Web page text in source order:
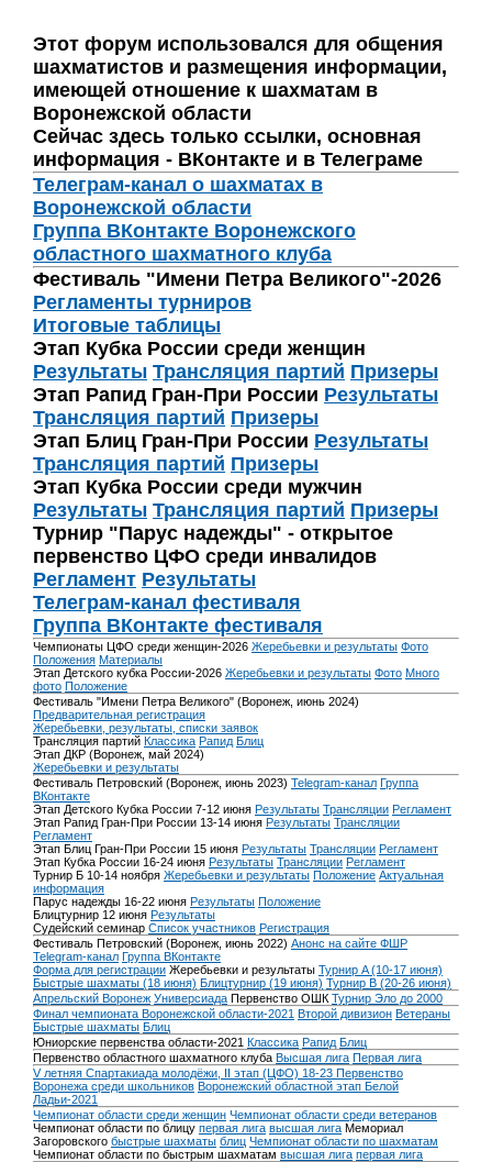
Этот форум использовался для общения
шахматистов и размещения информации,
имеющей отношение к шахматам в
Воронежской области
Сейчас здесь только ссылки, основная
информация - ВКонтакте и в Телеграме
Телеграм-канал о шахматах в
Воронежской области
Группа ВКонтакте Воронежского
областного шахматного клуба
Фестиваль "Имени Петра Великого"-2026
Регламенты турниров
Итоговые таблицы
Этап Кубка России среди женщин
Результаты Трансляция партий Призеры
Этап Рапид Гран-При России Результаты
Трансляция партий Призеры
Этап Блиц Гран-При России Результаты
Трансляция партий Призеры
Этап Кубка России среди мужчин
Результаты Трансляция партий Призеры
Турнир "Парус надежды" - открытое
первенство ЦФО среди инвалидов
Регламент Результаты
Телеграм-канал фестиваля
Группа ВКонтакте фестиваля
Чемпионаты ЦФО среди женщин-2026 Жеребьевки и результаты Фото
Положения Материалы
Этап Детского кубка России-2026 Жеребьевки и результаты Фото Много
фото Положение
Фестиваль "Имени Петра Великого" (Воронеж, июнь 2024)
Предварительная регистрация
Жеребьевки, результаты, списки заявок
Трансляция партий Классика Рапид Блиц
Этап ДКР (Воронеж, май 2024)
Жеребьевки и результаты
Фестиваль Петровский (Воронеж, июнь 2023) Telegram-канал Группа
ВКонтакте
Этап Детского Кубка России 7-12 июня Результаты Трансляции Регламент
Этап Рапид Гран-При России 13-14 июня Результаты Трансляции
Регламент
Этап Блиц Гран-При России 15 июня Результаты Трансляции Регламент
Этап Кубка России 16-24 июня Результаты Трансляции Регламент
Турнир Б 10-14 ноября Жеребьевки и результаты Положение Актуальная
информация
Парус надежды 16-22 июня Результаты Положение
Блицтурнир 12 июня Результаты
Судейский семинар Список участников Регистрация
Фестиваль Петровский (Воронеж, июнь 2022) Анонс на сайте ФШР
Telegram-канал Группа ВКонтакте
Форма для регистрации Жеребьевки и результаты Турнир A (10-17 июня)
Быстрые шахматы (18 июня) Блицтурнир (19 июня) Турнир B (20-26 июня)
Апрельский Воронеж Универсиада Первенство ОШК Турнир Эло до 2000
Финал чемпионата Воронежской области-2021 Второй дивизион Ветераны
Быстрые шахматы Блиц
Юниорские первенства области-2021 Классика Рапид Блиц
Первенство областного шахматного клуба Высшая лига Первая лига
V летняя Спартакиада молодёжи, II этап (ЦФО) 18-23 Первенство
Воронежа среди школьников Воронежский областной этап Белой
Ладьи-2021
Чемпионат области среди женщин Чемпионат области среди ветеранов
Чемпионат области по блицу первая лига высшая лига Мемориал
Загоровского быстрые шахматы блиц Чемпионат области по шахматам
Чемпионат области по быстрым шахматам высшая лига первая лига